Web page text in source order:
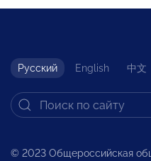
Русский English 中文
© 2023 Общероссийская